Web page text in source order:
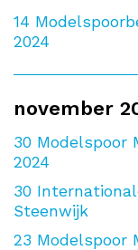
14
2024
november
30 Modelspoor
2024
30
Steenwijk
23 Modelspoor